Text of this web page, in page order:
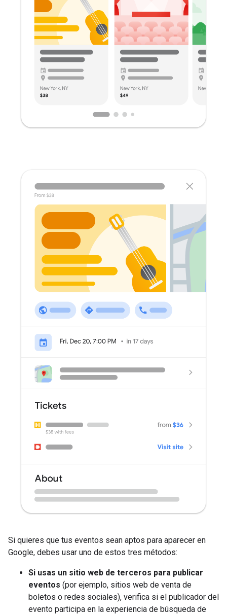
Si quieres que tus eventos sean aptos para aparecer en
Google, debes usar uno de estos tres métodos:
Si usas un sitio web de terceros para publicar
eventos (por ejemplo, sitios web de venta de
boletos o redes sociales), verifica si el publicador del
evento participa en la experiencia de búsqueda de